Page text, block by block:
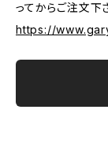
ってからご注文下
https://